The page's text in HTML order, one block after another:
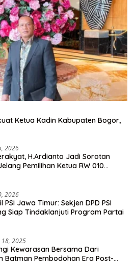
Ketua Kadin Kabupaten Bogor,
2026
H.Ardianto Jadi Sorotan
Pemilihan Ketua RW 010
2026
PSI Jawa Timur: Sekjen DPD PSI
Siap Tindaklanjuti Program Partai
18, 2025
Kewarasan Bersama Dari
Batman Pembodohan Era Post-